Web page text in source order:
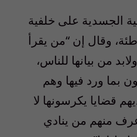
الجسدية على خلفية
وقال إن “من يقرأ
من بيانها للناس،
بما ورد فيها وهم
قضايا يكرسونها لا
منهم من ينادي